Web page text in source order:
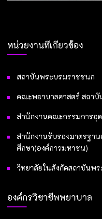
หน่วยงานที่เกี่ยวข้อง
สถาบันพระบรมราชชนก
คณะพยาบาลศาสตร์ สถา
สำนักงานคณะกรรมการอุ
สำนักงานรับรองมาตรฐา
ศึกษา(องค์การมหาชน)
วิทยาลัยในสังกัดสถาบันพ
องค์กรวิชาชีพพยาบาล